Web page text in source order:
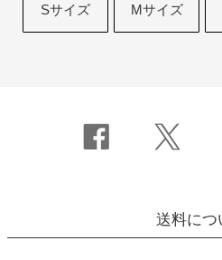
Sサイズ Mサイズ
送料につ